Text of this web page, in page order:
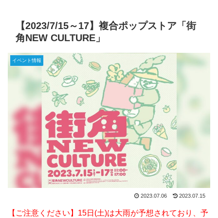
【2023/7/15～17】複合ポップストア「街
角NEW CULTURE」
イベント情報
2023.07.06 2023.07.15
【ご注意ください】15日(土)は大雨が予想されており、予